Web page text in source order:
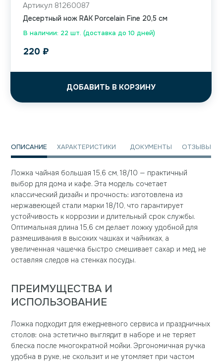
В наличии: 22 шт. (доставка до 10 дней)
Артикул 81260087
Десертный нож RAK Porcelain Fine 20,5 см
220 ₽
ДОБАВИТЬ В КОРЗИНУ
ОПИСАНИЕ ХАРАКТЕРИСТИКИ ДОКУМЕНТЫ ОТЗЫВЫ
Ложка чайная большая 15,6 см, 18/10 — практичный
выбор для дома и кафе. Эта модель сочетает
классический дизайн и прочность: изготовлена из
нержавеющей стали марки 18/10, что гарантирует
устойчивость к коррозии и длительный срок службы.
Оптимальная длина 15,6 см делает ложку удобной для
размешивания в высоких чашках и чайниках, а
увеличенная чашечка быстро смешивает сахар и мед, не
оставляя следов на стенках посуды.
ПРЕИМУЩЕСТВА И
ИСПОЛЬЗОВАНИЕ
Ложка подходит для ежедневного сервиса и праздничных
столов: она эстетично выглядит в наборе и не теряет
блеска после многократной мойки. Эргономичная ручка
удобна в руке, не скользит и не утомляет при частом